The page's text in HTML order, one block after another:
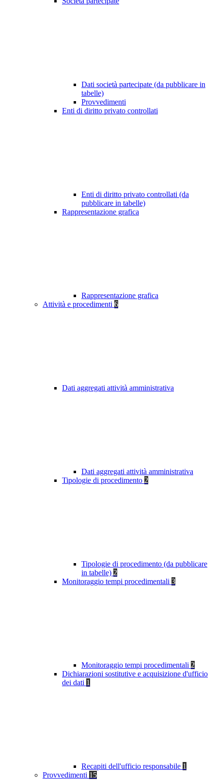
Dati società partecipate (da pubblicare in
tabelle)
Provvedimenti
Enti di diritto privato controllati
Enti di diritto privato controllati (da
pubblicare in tabelle)
Rappresentazione grafica
Rappresentazione grafica
Attività e procedimenti 6
Dati aggregati attività amministrativa
Dati aggregati attività amministrativa
Tipologie di procedimento 2
Tipologie di procedimento (da pubblicare
in tabelle) 2
Monitoraggio tempi procedimentali 3
Monitoraggio tempi procedimentali 2
Dichiarazioni sostitutive e acquisizione d'ufficio
dei dati 1
Recapiti dell'ufficio responsabile 1
Provvedimenti 15